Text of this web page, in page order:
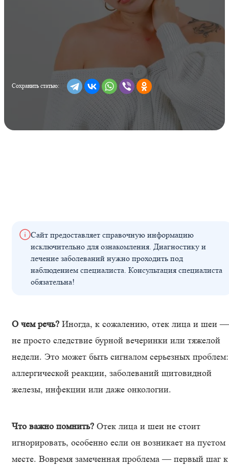
Сохранить статью:
Сайт предоставляет справочную информацию
исключительно для ознакомления. Диагностику и
лечение заболеваний нужно проходить под
наблюдением специалиста. Консультация специалиста
обязательна!
О чем речь? Иногда, к сожалению, отек лица и шеи —
не просто следствие бурной вечеринки или тяжелой
недели. Это может быть сигналом серьезных проблем:
аллергической реакции, заболеваний щитовидной
железы, инфекции или даже онкологии.
Что важно помнить? Отек лица и шеи не стоит
игнорировать, особенно если он возникает на пустом
месте. Вовремя замеченная проблема — первый шаг к